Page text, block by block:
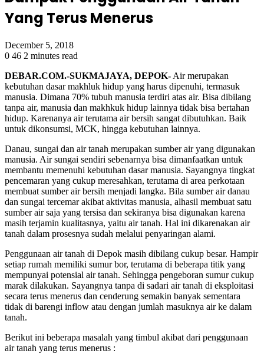
Yang Terus Menerus
December 5, 2018
0 46 2 minutes read
DEBAR.COM.-SUKMAJAYA, DEPOK- Air merupakan
kebutuhan dasar makhluk hidup yang harus dipenuhi, termasuk
manusia. Dimana 70% tubuh manusia terdiri atas air. Bisa dibilang
tanpa air, manusia dan makhkuk hidup lainnya tidak bisa bertahan
hidup. Karenanya air terutama air bersih sangat dibutuhkan. Baik
untuk dikonsumsi, MCK, hingga kebutuhan lainnya.
Danau, sungai dan air tanah merupakan sumber air yang digunakan
manusia. Air sungai sendiri sebenarnya bisa dimanfaatkan untuk
membantu memenuhi kebutuhan dasar manusia. Sayangnya tingkat
pencemaran yang cukup meresahkan, terutama di area perkotaan
membuat sumber air bersih menjadi langka. Bila sumber air danau
dan sungai tercemar akibat aktivitas manusia, alhasil membuat satu
sumber air saja yang tersisa dan sekiranya bisa digunakan karena
masih terjamin kualitasnya, yaitu air tanah. Hal ini dikarenakan air
tanah dalam prosesnya sudah melalui penyaringan alami.
Penggunaan air tanah di Depok masih dibilang cukup besar. Hampir
setiap rumah memiliki sumur bor, terutama di beberapa titik yang
mempunyai potensial air tanah. Sehingga pengeboran sumur cukup
marak dilakukan. Sayangnya tanpa di sadari air tanah di eksploitasi
secara terus menerus dan cenderung semakin banyak sementara
tidak di barengi inflow atau dengan jumlah masuknya air ke dalam
tanah.
Berikut ini beberapa masalah yang timbul akibat dari penggunaan
air tanah yang terus menerus :